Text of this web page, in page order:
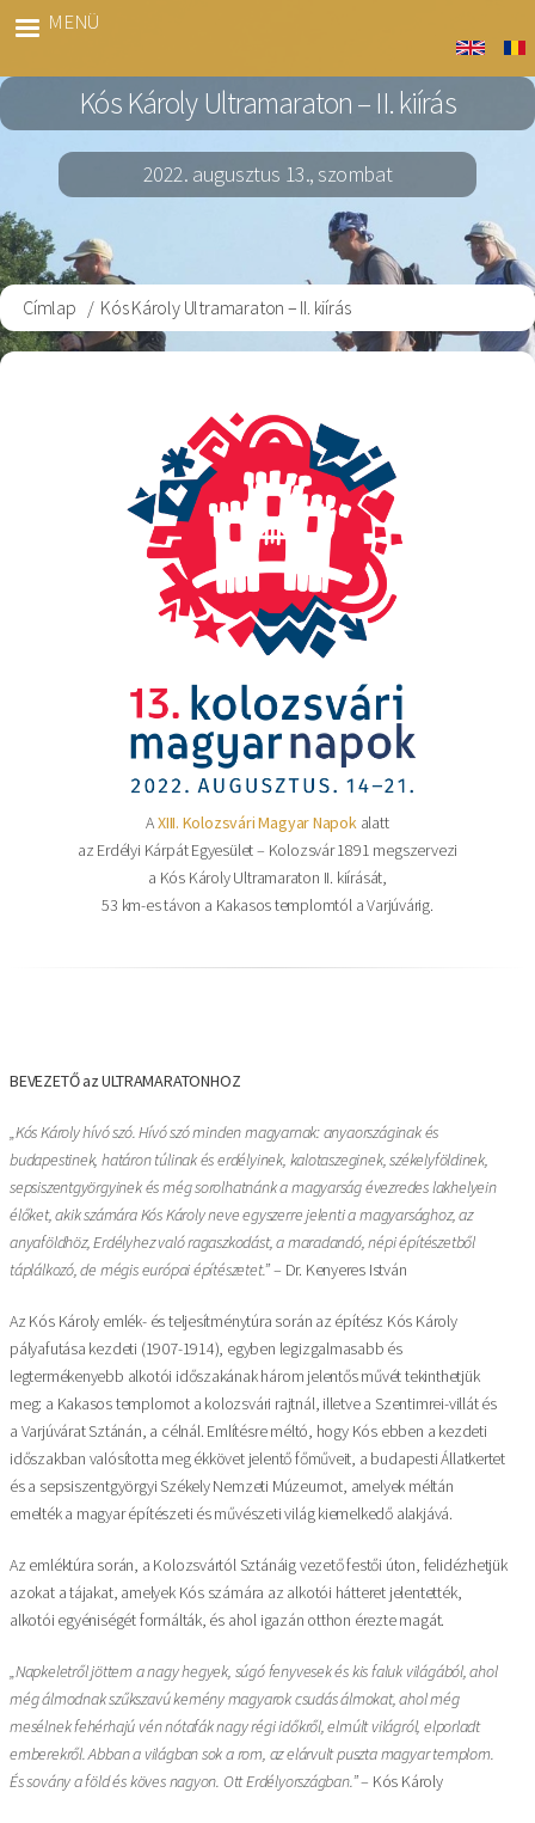
Maraton
MENÜ
Kós Károly Ultramaraton – II. kiírás
2022. augusztus 13., szombat
Morzsa
Címlap Kós Károly Ultramaraton – II. kiírás
AXIII. Kolozsvári Magyar Napokalatt
az Erdélyi Kárpát Egyesület – Kolozsvár 1891 megszervezi
a Kós Károly Ultramaraton II. kiírását,
53 km-es távon a Kakasos templomtól a Varjúvárig.
BEVEZETŐ az ULTRAMARATONHOZ
„Kós Károly hívó szó. Hívó szó minden magyarnak: anyaországinak és
budapestinek, határon túlinak és erdélyinek, kalotaszeginek, székelyföldinek,
sepsiszentgyörgyinek és még sorolhatnánk a magyarság évezredes lakhelyein
élőket, akik számára Kós Károly neve egyszerre jelenti a magyarsághoz, az
anyaföldhöz, Erdélyhez való ragaszkodást, a maradandó, népi építészetből
táplálkozó, de mégis európai építészetet.”– Dr. Kenyeres István
Az Kós Károly emlék- és teljesítménytúra során az építész Kós Károly
pályafutása kezdeti (1907-1914), egyben legizgalmasabb és
legtermékenyebb alkotói időszakának három jelentős művét tekinthetjük
meg: a Kakasos templomot a kolozsvári rajtnál, illetve a Szentimrei-villát és
a Varjúvárat Sztánán, a célnál. Említésre méltó, hogy Kós ebben a kezdeti
időszakban valósította meg ékkövet jelentő főműveit, a budapesti Állatkertet
és a sepsiszentgyörgyi Székely Nemzeti Múzeumot, amelyek méltán
emelték a magyar építészeti és művészeti világ kiemelkedő alakjává.
Az emléktúra során, a Kolozsvártól Sztánáig vezető festői úton, felidézhetjük
azokat a tájakat, amelyek Kós számára az alkotói hátteret jelentették,
alkotói egyéniségét formálták, és ahol igazán otthon érezte magát.
„Napkeletről jöttem a nagy hegyek, súgó fenyvesek és kis faluk világából, ahol
még álmodnak szűkszavú kemény magyarok csudás álmokat, ahol még
mesélnek fehérhajú vén nótafák nagy régi időkről, elmúlt világról, elporladt
emberekről. Abban a világban sok a rom, az elárvult puszta magyar templom.
És sovány a föld és köves nagyon. Ott Erdélyországban.”– Kós Károly